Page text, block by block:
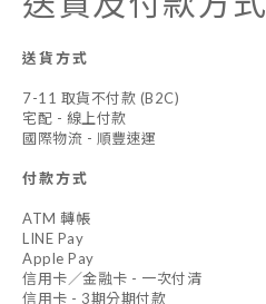
送貨方式
7-11 取貨不付款 (B2C)
宅配 - 線上付款
國際物流 - 順豐速運
付款方式
ATM 轉帳
LINE Pay
Apple Pay
信用卡／金融卡 - 一次付清
信用卡 - 3期分期付款